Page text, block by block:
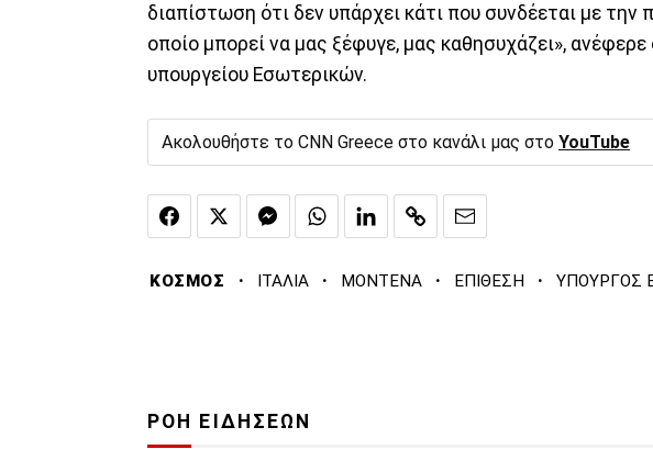
διαπίστωση ότι δεν υπάρχει κάτι που συνδέεται με
οποίο μπορεί να μας ξέφυγε, μας καθησυχάζει»,
υπουργείου Εσωτερικών.
Ακολουθήστε το CNN Greece στο κανάλι μας στο YouTube
ΚΟΣΜΟΣ · ΙΤΑΛΙΑ · ΜΟΝΤΕΝΑ · ΕΠΙΘΕΣΗ · ΥΠΟΥΡΓΟΣ
ΡΟΗ ΕΙΔΗΣΕΩΝ